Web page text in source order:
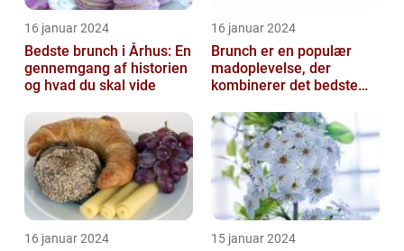
16 januar 2024
Bedste brunch i Århus: En
gennemgang af historien
og hvad du skal vide
16 januar 2024
Brunch er en populær
madoplevelse, der
kombinerer det bedste
frokost
16 januar 2024 15 januar 2024